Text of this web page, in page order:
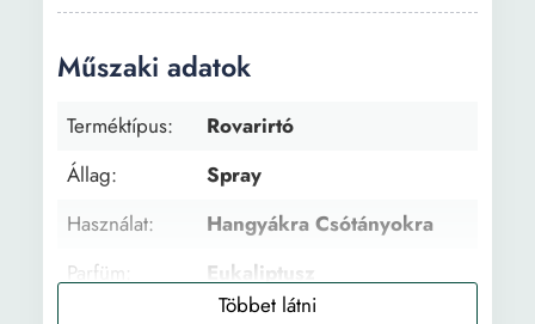
Műszaki adatok
Terméktípus:
Rovarirtó
Állag:
Spray
Használat:
Hangyákra Csótányokra
Parfüm:
Eukaliptusz